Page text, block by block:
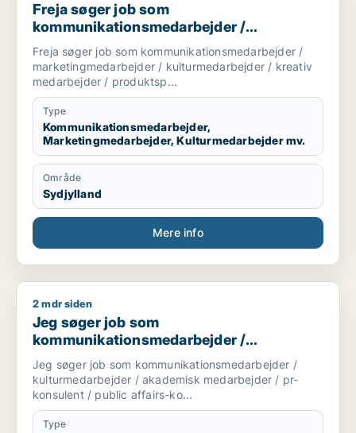
Freja søger job som
kommunikationsmedarbejder /
marketingmedarbejder /
kulturmedarbejder / kreativ medarbejder /
produktspecialist
Freja søger job som kommunikationsmedarbejder /
marketingmedarbejder / kulturmedarbejder / kreativ
medarbejder / produktsp...
Type
Kommunikationsmedarbejder,
Marketingmedarbejder, Kulturmedarbejder mv.
Område
Sydjylland
Mere info
Jeg søger job som kommunikationsmedarbejder /
2 mdr siden
Jeg søger job som
kommunikationsmedarbejder /
kulturmedarbejder / akademisk
medarbejder / pr-konsulent / public
affairs-konsulent
Jeg søger job som kommunikationsmedarbejder /
kulturmedarbejder / akademisk medarbejder / pr-
konsulent / public affairs-ko...
Type